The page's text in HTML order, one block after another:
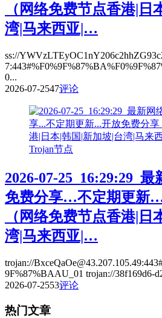
（网络免费节点香港|日
湾|马来西亚|…
ss://
0...
2026-07-2547评论
Trojan节点
2026-07-25_16:29:29_
免费分享…不定期更新
（网络免费节点香港|日
湾|马来西亚|…
trojan://
9F%87%BAAU_01 trojan://38f169d6-
2026-07-2553评论
热门文章